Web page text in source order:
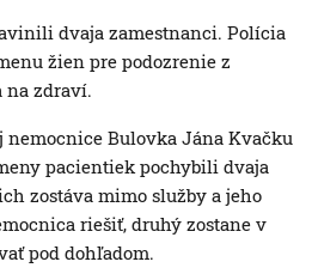
dvaja zamestnanci. Polícia
žien pre podozrenie z
na zdraví.
Bulovka Jána Kvačku
pacientiek pochybili dvaja
zostáva mimo služby a jeho
riešiť, druhý zostane v
pod dohľadom.